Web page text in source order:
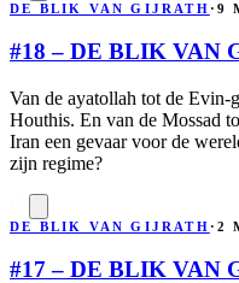
DE BLIK VAN GIJRATH ·9
#18 – DE BLIK VAN
Van de ayatollah tot de Evin-
Houthis. En van de Mossad
Iran een gevaar voor de
zijn regime?
DE BLIK VAN GIJRATH ·2
#17 – DE BLIK VAN